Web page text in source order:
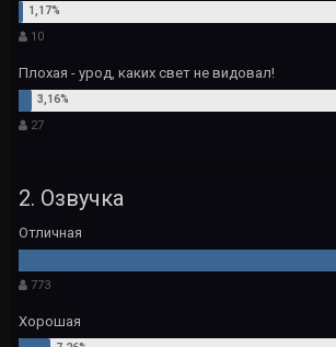
10
Плохая - урод, каких свет не видовал!
27
2. Озвучка
Отличная
773
Хорошая